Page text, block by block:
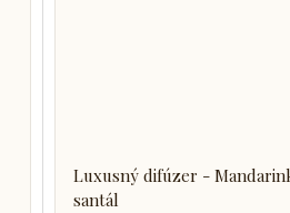
Luxusný difúzer -
santál